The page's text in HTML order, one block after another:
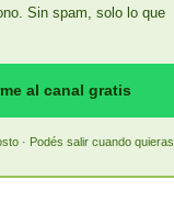
Sin spam, solo lo que
al canal gratis
· Podés salir cuando quieras